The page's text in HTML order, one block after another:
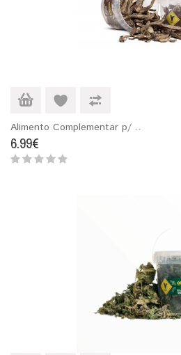
Alimento Complementar p/ ..
6.99€